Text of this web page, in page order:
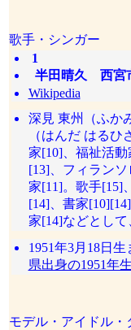
歌手・シンガー
1
半田晴久 西宮
Wikipedia
深見 東州（ふか
（はんだ はるひ
家[10]、福祉活
[13]、フィラン
家[11]。歌手[15]
[14]、書家
家[14]などとして
1951年3月18日
県出身の1951年
モデル・アイドル